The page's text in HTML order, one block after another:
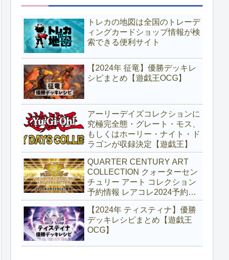
トレカの地図は全国のトレーデ
ィングカードショップ情報が検
索できる便利サイト
【2024年 征竜】優勝デッキレ
シピまとめ【遊戯王OCG】
アーリーデイズコレクションに
究極完全態・グレート・モス、
もしくはホーリー・ナイト・ド
ラゴンが収録決定【遊戯王】
QUARTER CENTURY ART
COLLECTION クォーターセン
チュリー アート コレクション
予約情報 レアコレ2024予約
【遊戯王】
【2024年 ティスティナ】優勝
デッキレシピまとめ【遊戯王
OCG】